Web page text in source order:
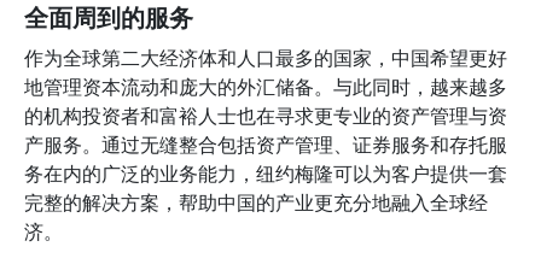
全面周到的服务
作为全球第二大经济体和人口最多的国家，中国希望更好
地管理资本流动和庞大的外汇储备。与此同时，越来越多
的机构投资者和富裕人士也在寻求更专业的资产管理与资
产服务。通过无缝整合包括资产管理、证券服务和存托服
务在内的广泛的业务能力，纽约梅隆可以为客户提供一套
完整的解决方案，帮助中国的产业更充分地融入全球经
济。